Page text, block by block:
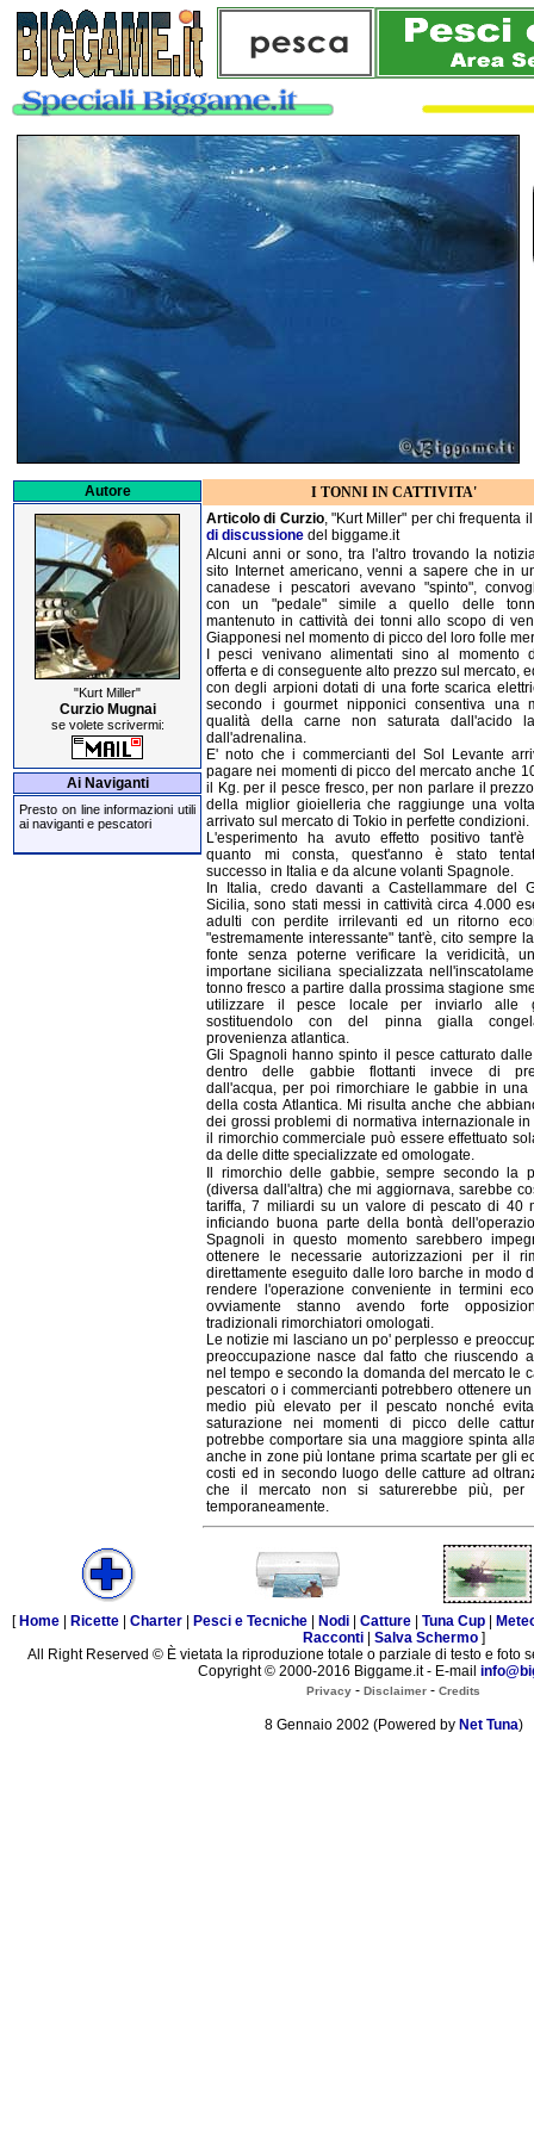
Autore
"Kurt Miller"
Curzio Mugnai
se volete scrivermi:
Ai Naviganti
Presto on line informazioni utili
ai naviganti e pescatori
I TONNI IN CATTIVITA'
Articolo di Curzio, "Kurt Miller" per chi frequenta
di discussione del biggame.it
Alcuni anni or sono, tra l'altro trovando la
sito Internet americano, venni a sapere che in
canadese i pescatori avevano "spinto",
con un "pedale" simile a quello delle
mantenuto in cattività dei tonni allo scopo di
Giapponesi nel momento di picco del loro folle
I pesci venivano alimentati sino al momento
offerta e di conseguente alto prezzo sul mercato,
con degli arpioni dotati di una forte scarica
secondo i gourmet nipponici consentiva una
qualità della carne non saturata dall'acido
dall'adrenalina.
E' noto che i commercianti del Sol Levante
pagare nei momenti di picco del mercato anche
il Kg. per il pesce fresco, per non parlare il
della miglior gioielleria che raggiunge una
arrivato sul mercato di Tokio in perfette condizioni.
L'esperimento ha avuto effetto positivo
quanto mi consta, quest'anno è stato
successo in Italia e da alcune volanti Spagnole.
In Italia, credo davanti a Castellammare del
Sicilia, sono stati messi in cattività circa 4.000
adulti con perdite irrilevanti ed un ritorno
"estremamente interessante" tant'è, cito sempre
fonte senza poterne verificare la veridicità,
importane siciliana specializzata
tonno fresco a partire dalla prossima stagione
utilizzare il pesce locale per inviarlo alle
sostituendolo con del pinna gialla
provenienza atlantica.
Gli Spagnoli hanno spinto il pesce catturato
dentro delle gabbie flottanti invece di
dall'acqua, per poi rimorchiare le gabbie in una
della costa Atlantica. Mi risulta anche che
dei grossi problemi di normativa internazionale in
il rimorchio commerciale può essere effettuato
da delle ditte specializzate ed omologate.
Il rimorchio delle gabbie, sempre secondo la
(diversa dall'altra) che mi aggiornava, sarebbe
tariffa, 7 miliardi su un valore di pescato di 40
inficiando buona parte della bontà
Spagnoli in questo momento sarebbero
ottenere le necessarie autorizzazioni per il
direttamente eseguito dalle loro barche in modo
rendere l'operazione conveniente in termini
ovviamente stanno avendo forte
tradizionali rimorchiatori omologati.
Le notizie mi lasciano un po' perplesso e
preoccupazione nasce dal fatto che riuscendo
nel tempo e secondo la domanda del mercato le
pescatori o i commercianti potrebbero ottenere
medio più elevato per il pescato nonché
saturazione nei momenti di picco delle
potrebbe comportare sia una maggiore spinta
anche in zone più lontane prima scartate per gli
costi ed in secondo luogo delle catture ad
che il mercato non si saturerebbe più, per
temporaneamente.
[ Home Ricette Charter Pesci e Tecniche Nodi Catture Tuna Cup
Racconti| Salva Schermo]
All Right Reserved © È vietata la riproduzione totale o parziale di testo e foto
Copyright © 2000-2016 Biggame.it - E-mail
Privacy - Disclaimer - Credits
8 Gennaio 2002 (Powered by Net Tuna)